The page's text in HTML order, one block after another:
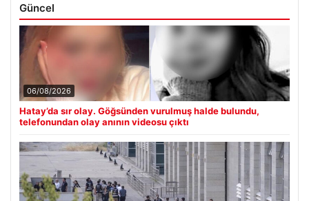
Güncel
06/08/2026
Hatay’da sır olay. Göğsünden vurulmuş halde bulundu,
telefonundan olay anının videosu çıktı